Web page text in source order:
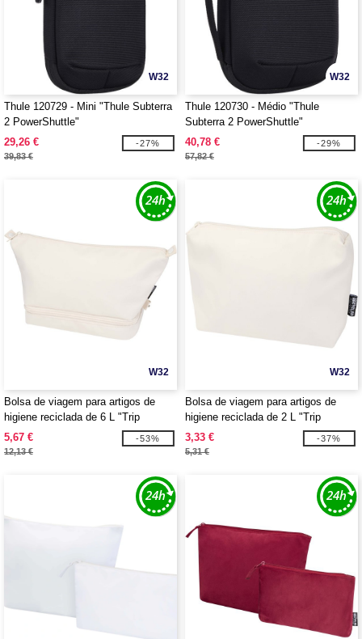
W32
Thule 120729 - Mini "Thule Subterra
2 PowerShuttle"
29,26 €
39,83 €
-27%
W32
Thule 120730 - Médio "Thule
Subterra 2 PowerShuttle"
40,78 €
57,82 €
-29%
W32
Bolsa de viagem para artigos de
higiene reciclada de 6 L "Trip
Aware™" - EgotierPro 120766
5,67 €
12,13 €
-53%
W32
Bolsa de viagem para artigos de
higiene reciclada de 2 L "Trip
Aware™" - EgotierPro 120767
3,33 €
5,31 €
-37%